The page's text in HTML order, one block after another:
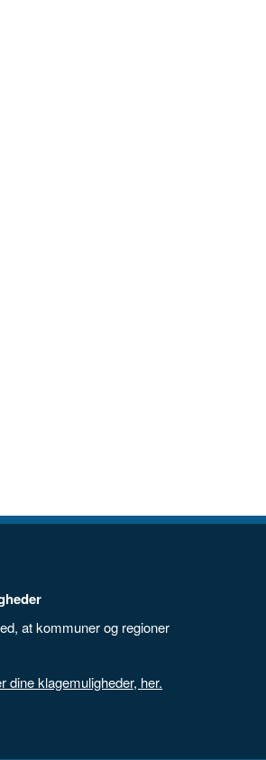
at kommuner og regioner
klagemuligheder, her.